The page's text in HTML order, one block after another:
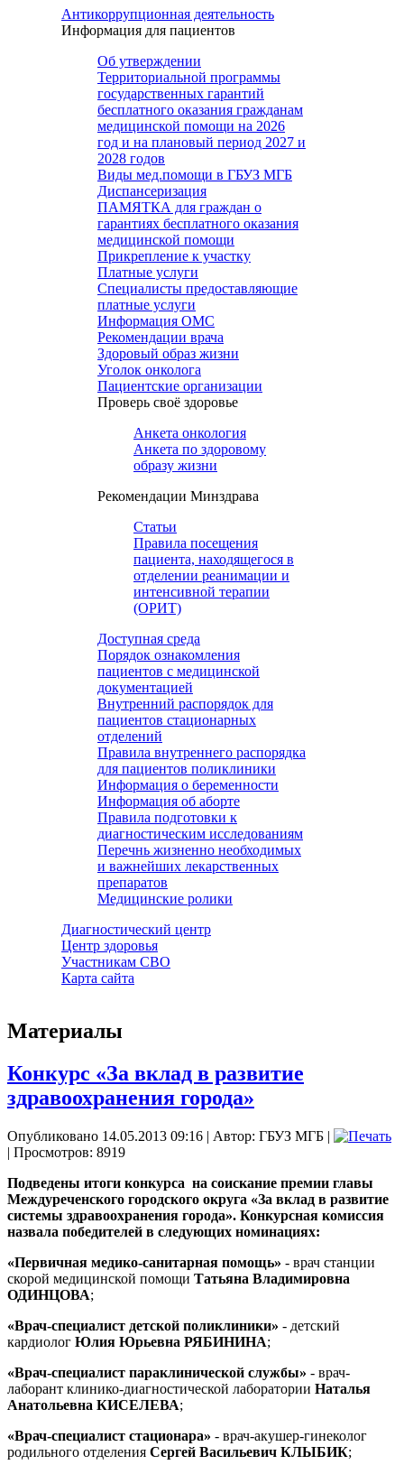
Антикоррупционная деятельность
Информация для пациентов
Об утверждении
Территориальной программы
государственных гарантий
бесплатного оказания гражданам
медицинской помощи на 2026
год и на плановый период 2027 и
2028 годов
Виды мед.помощи в ГБУЗ МГБ
Диспансеризация
ПАМЯТКА для граждан о
гарантиях бесплатного оказания
медицинской помощи
Прикрепление к участку
Платные услуги
Специалисты предоставляющие
платные услуги
Информация ОМС
Рекомендации врача
Здоровый образ жизни
Уголок онколога
Пациентские организации
Проверь своё здоровье
Анкета онкология
Анкета по здоровому
образу жизни
Рекомендации Минздрава
Статьи
Правила посещения
пациента, находящегося в
отделении реанимации и
интенсивной терапии
(ОРИТ)
Доступная среда
Порядок ознакомления
пациентов с медицинской
документацией
Внутренний распорядок для
пациентов стационарных
отделений
Правила внутреннего распорядка
для пациентов поликлиники
Информация о беременности
Информация об аборте
Правила подготовки к
диагностическим исследованиям
Перечнь жизненно необходимых
и важнейших лекарственных
препаратов
Медицинские ролики
Диагностический центр
Центр здоровья
Участникам СВО
Карта сайта
Материалы
Конкурс «За вклад в развитие
здравоохранения города»
Опубликовано 14.05.2013 09:16 | Автор: ГБУЗ МГБ |
| Просмотров: 8919
Подведены итоги конкурса на соискание премии главы
Междуреченского городского округа «За вклад в развитие
системы здравоохранения города». Конкурсная комиссия
назвала победителей в следующих номинациях:
«Первичная медико-санитарная помощь» - врач станции
скорой медицинской помощи Татьяна Владимировна
ОДИНЦОВА;
«Врач-специалист детской поликлиники» - детский
кардиолог Юлия Юрьевна РЯБИНИНА;
«Врач-специалист параклинической службы» - врач-
лаборант клинико-диагностической лаборатории Наталья
Анатольевна КИСЕЛЕВА;
«Врач-специалист стационара» - врач-акушер-гинеколог
родильного отделения Сергей Васильевич КЛЫБИК;